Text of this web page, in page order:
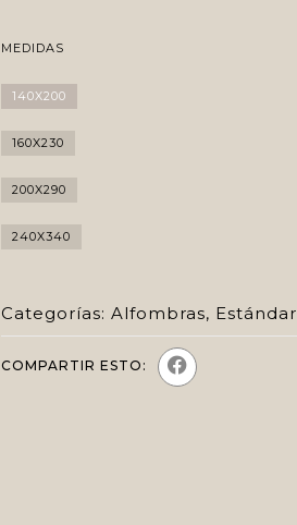
MEDIDAS
140X200
160X230
200X290
240X340
Categorías: Alfombras, Estándar
COMPARTIR ESTO: